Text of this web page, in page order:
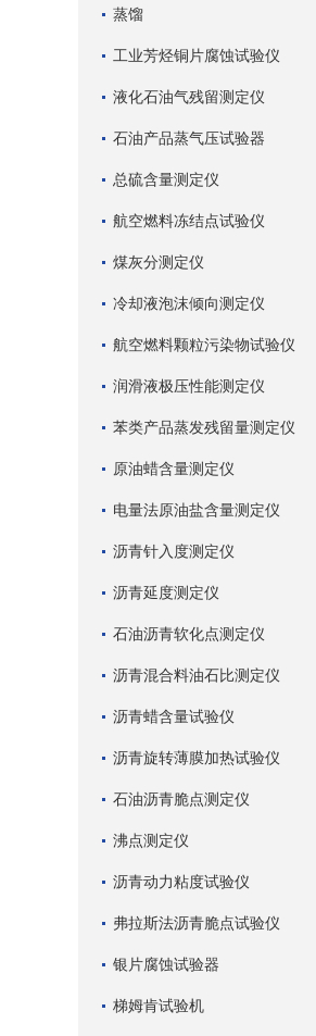
蒸馏
工业芳烃铜片腐蚀试验仪
液化石油气残留测定仪
石油产品蒸气压试验器
总硫含量测定仪
航空燃料冻结点试验仪
煤灰分测定仪
冷却液泡沫倾向测定仪
航空燃料颗粒污染物试验仪
润滑液极压性能测定仪
苯类产品蒸发残留量测定仪
原油蜡含量测定仪
电量法原油盐含量测定仪
沥青针入度测定仪
沥青延度测定仪
石油沥青软化点测定仪
沥青混合料油石比测定仪
沥青蜡含量试验仪
沥青旋转薄膜加热试验仪
石油沥青脆点测定仪
沸点测定仪
沥青动力粘度试验仪
弗拉斯法沥青脆点试验仪
银片腐蚀试验器
梯姆肯试验机